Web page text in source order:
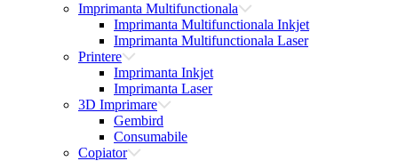
Imprimanta Multifunctionala
Imprimanta Multifunctionala Inkjet
Imprimanta Multifunctionala Laser
Printere
Imprimanta Inkjet
Imprimanta Laser
3D Imprimare
Gembird
Consumabile
Copiator